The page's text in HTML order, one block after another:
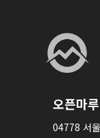
오픈마루
04778 서